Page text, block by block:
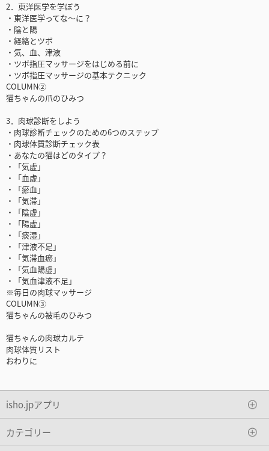
2．東洋医学を学ぼう
・東洋医学ってな～に？
・陰と陽
・経絡とツボ
・気、血、津液
・ツボ指圧マッサージをはじめる前に
・ツボ指圧マッサージの基本テクニック
COLUMN②
猫ちゃんの爪のひみつ
3．肉球診断をしよう
・肉球診断チェックのための6つのステップ
・肉球体質診断チェック表
・あなたの猫はどのタイプ？
・「気虚」
・「血虚」
・「瘀血」
・「気滞」
・「陰虚」
・「陽虚」
・「痰湿」
・「津液不足」
・「気滞血瘀」
・「気血陽虚」
・「気血津液不足」
※毎日の肉球マッサージ
COLUMN③
猫ちゃんの被毛のひみつ
猫ちゃんの肉球カルテ
肉球体質リスト
おわりに
isho.jpアプリ
カテゴリー